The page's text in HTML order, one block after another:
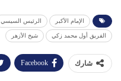
الإمام الأكبر الرئيس السيسي
الفريق أول محمد زكي شيخ الأزهر
شارك Facebook